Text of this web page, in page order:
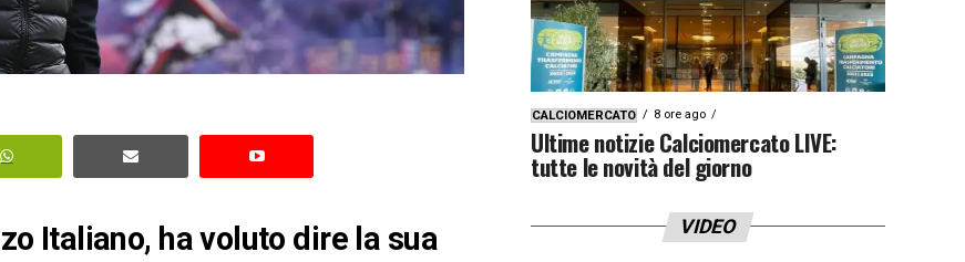
Italiano, ha voluto dire la sua
CALCIOMERCATO 8 ore ago
Ultime notizie Calciomercato LIVE:
tutte le novità del giorno
VIDEO